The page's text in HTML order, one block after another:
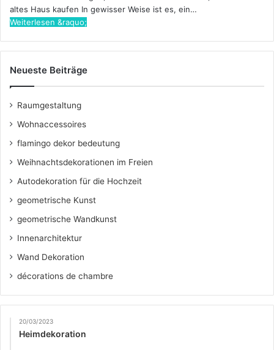
altes Haus kaufen In gewisser Weise ist es, ein…
Weiterlesen &raquo;
Neueste Beiträge
Raumgestaltung
Wohnaccessoires
flamingo dekor bedeutung
Weihnachtsdekorationen im Freien
Autodekoration für die Hochzeit
geometrische Kunst
geometrische Wandkunst
Innenarchitektur
Wand Dekoration
décorations de chambre
20/03/2023
Heimdekoration